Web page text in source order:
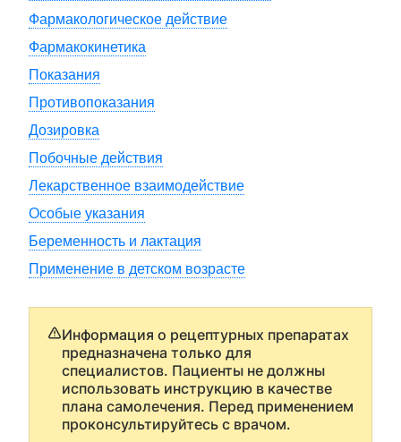
Фармакологическое действие
Фармакокинетика
Показания
Противопоказания
Дозировка
Побочные действия
Лекарственное взаимодействие
Особые указания
Беременность и лактация
Применение в детском возрасте
Информация о рецептурных препаратах
предназначена только для
специалистов. Пациенты не должны
использовать инструкцию в качестве
плана самолечения. Перед применением
проконсультируйтесь с врачом.